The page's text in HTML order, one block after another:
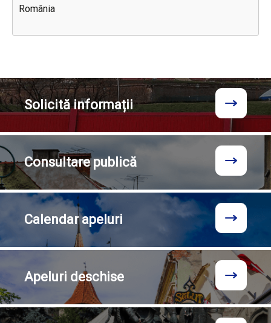
România
Solicităinformații
Consultarepublică
Calendarapeluri
Apeluri deschise